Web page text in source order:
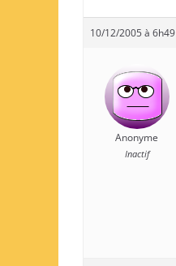
10/12/2005 à 6h49
Anonyme
Inactif